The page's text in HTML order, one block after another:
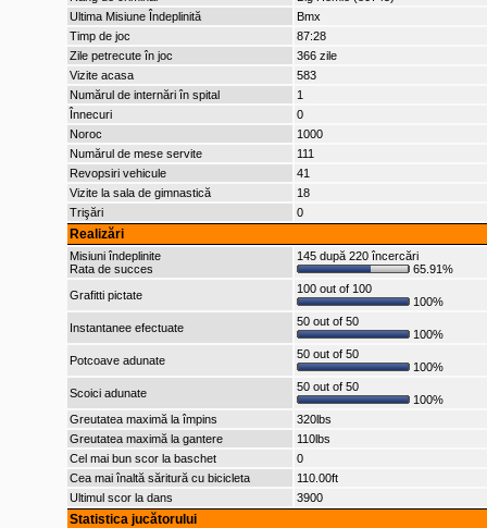
Ultima Misiune Îndeplinită
Bmx
Timp de joc
87:28
Zile petrecute în joc
366 zile
Vizite acasa
583
Numărul de internări în spital
1
Înnecuri
0
Noroc
1000
Numărul de mese servite
111
Revopsiri vehicule
41
Vizite la sala de gimnastică
18
Trişări
0
Realizări
Misiuni îndeplinite
Rata de succes
145 după 220 încercări
65.91%
Grafitti pictate
100 out of 100
100%
Instantanee efectuate
50 out of 50
100%
Potcoave adunate
50 out of 50
100%
Scoici adunate
50 out of 50
100%
Greutatea maximă la împins
320lbs
Greutatea maximă la gantere
110lbs
Cel mai bun scor la baschet
0
Cea mai înaltă săritură cu bicicleta
110.00ft
Ultimul scor la dans
3900
Statistica jucătorului